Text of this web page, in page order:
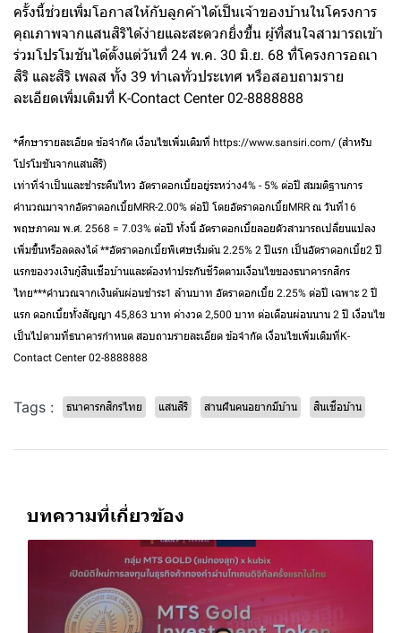
ครั้งนี้ช่วยเพิ่มโอกาสให้กับลูกค้าได้เป็นเจ้าของบ้านในโครงการ
คุณภาพจากแสนสิริได้ง่ายและสะดวกยิ่งขึ้น ผู้ที่สนใจสามารถเข้า
ร่วมโปรโมชันได้ตั้งแต่วันที่ 24 พ.ค. 30 มิ.ย. 68 ที่โครงการอณา
สิริ และสิริ เพลส ทั้ง 39 ทำเลทั่วประเทศ หรือสอบถามราย
ละเอียดเพิ่มเติมที่ K-Contact Center 02-8888888
*ศึกษารายละเอียด ข้อจำกัด เงื่อนไขเพิ่มเติมที่ https://www.sansiri.com/ (สำหรับ
โปรโมชันจากแสนสิริ)
เท่าที่จำเป็นและชำระคืนไหว อัตราดอกเบี้ยอยู่ระหว่าง4% - 5% ต่อปี สมมติฐานการ
คำนวณมาจากอัตราดอกเบี้ยMRR-2.00% ต่อปี โดยอัตราดอกเบี้ยMRR ณ วันที่16
พฤษภาคม พ.ศ. 2568 = 7.03% ต่อปี ทั้งนี้ อัตราดอกเบี้ยลอยตัวสามารถเปลี่ยนแปลง
เพิ่มขึ้นหรือลดลงได้ **อัตราดอกเบี้ยพิเศษเริ่มต้น 2.25% 2 ปีแรก เป็นอัตราดอกเบี้ย2 ปี
แรกของวงเงินกู้สินเชื่อบ้านและต้องทำประกันชีวิตตามเงื่อนไขของธนาคารกสิกร
ไทย***คำนวณจากเงินต้นผ่อนชำระ1 ล้านบาท อัตราดอกเบี้ย 2.25% ต่อปี เฉพาะ 2 ปี
แรก ดอกเบี้ยทั้งสัญญา 45,863 บาท ค่างวด 2,500 บาท ต่อเดือนผ่อนนาน 2 ปี เงื่อนไข
เป็นไปตามที่ธนาคารกำหนด สอบถามรายละเอียด ข้อจำกัด เงื่อนไขเพิ่มเติมที่K-
Contact Center 02-8888888
Tags : ธนาคารกสิกรไทย แสนสิริ สานฝันคนอยากมีบ้าน สินเชื่อบ้าน
บทความที่เกี่ยวข้อง